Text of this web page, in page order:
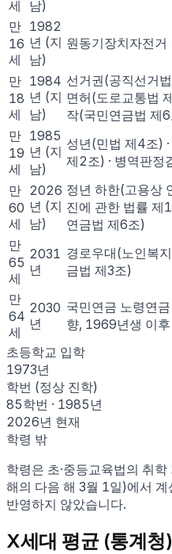
세
남)
만
16
세
1982
년 (지
남)
원동기장치자전
만
18
세
1984
년 (지
남)
선거권(공직선거
면허(도로교통법
작(국민연금법 제
만
19
세
1985
년 (지
남)
성년(민법 제4조)
제2조) · 병역판정
만
60
세
2026
년 (지
남)
정년 하한(고용상
진에 관한 법률 제
연금법 제6조)
만
65
세
2031
년
경로우대(노인복
금법 제3조)
만
64
세
2030
년
국민연금 노령연
향, 1969년생 이
초등학교 입학
1973년
학번 (정상 진학)
85학번 · 1985 년
2026년 현재
학령 밖
학령은 초·중등교육법의 취
해의 다음 해 3월 1일)에서 계
반영하지 않았습니다.
X세대 평균 (통계청)